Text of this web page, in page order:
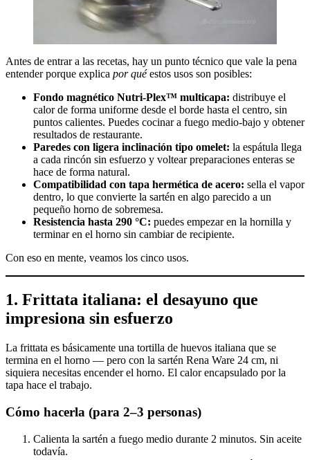
Antes de entrar a las recetas, hay un punto técnico que vale la pena
entender porque explica por quéestos usos son posibles:
Fondo magnético Nutri-Plex™ multicapa: distribuye el
calor de forma uniforme desde el borde hasta el centro, sin
puntos calientes. Puedes cocinar a fuego medio-bajo y obtener
resultados de restaurante.
Paredes con ligera inclinación tipo omelet: la espátula llega
a cada rincón sin esfuerzo y voltear preparaciones enteras se
hace de forma natural.
Compatibilidad con tapa hermética de acero: sella el vapor
dentro, lo que convierte la sartén en algo parecido a un
pequeño horno de sobremesa.
Resistencia hasta 290 °C: puedes empezar en la hornilla y
terminar en el horno sin cambiar de recipiente.
Con eso en mente, veamos los cinco usos.
1. Frittata italiana: el desayuno que
impresiona sin esfuerzo
La frittata es básicamente una tortilla de huevos italiana que se
termina en el horno — pero con la sartén Rena Ware 24 cm, ni
siquiera necesitas encender el horno. El calor encapsulado por la
tapa hace el trabajo.
Cómo hacerla (para 2–3 personas)
Calienta la sartén a fuego medio durante 2 minutos. Sin aceite
todavía.